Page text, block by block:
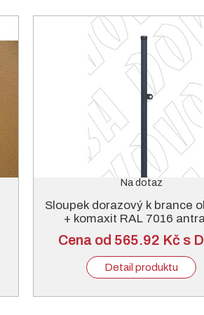
Na dotaz
Sloupek dorazový k brance
+ komaxit RAL 7016
Cena od 565.92 Kč s
Detail produktu